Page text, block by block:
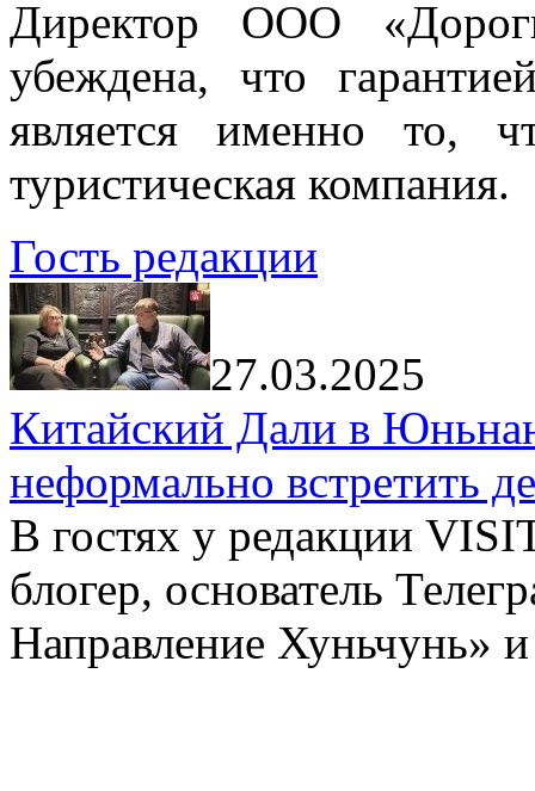
Директор ООО
убеждена, что
является именно то,
туристическая компания.
Гость редакции
27.03.2025
Китайский Дали в
неформально встретить
В гостях у редакции
блогер, основатель
Направление Хуньчунь»